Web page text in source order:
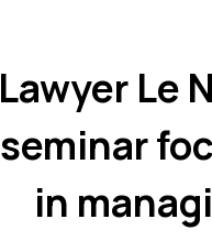
Lawyer Le
seminar
in